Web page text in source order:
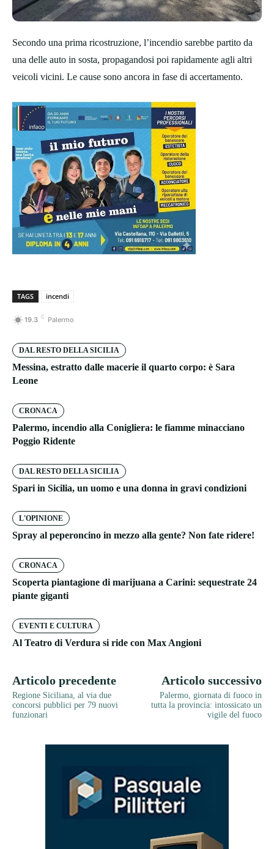
Secondo una prima ricostruzione, l’incendio sarebbe partito da
una delle auto in sosta, propagandosi poi rapidamente agli altri
veicoli vicini. Le cause sono ancora in fase di accertamento.
TAGS incendi
19.3 C Palermo
DAL RESTO DELLA SICILIA
Messina, estratto dalle macerie il quarto corpo: è Sara
Leone
CRONACA
Palermo, incendio alla Conigliera: le fiamme minacciano
Poggio Ridente
DAL RESTO DELLA SICILIA
Spari in Sicilia, un uomo e una donna in gravi condizioni
L'OPINIONE
Spray al peperoncino in mezzo alla gente? Non fate ridere!
CRONACA
Scoperta piantagione di marijuana a Carini: sequestrate 24
piante giganti
EVENTI E CULTURA
Al Teatro di Verdura si ride con Max Angioni
Articolo precedente
Regione Siciliana, al via due
concorsi pubblici per 79 nuovi
funzionari
Articolo successivo
Palermo, giornata di fuoco in
tutta la provincia: intossicato un
vigile del fuoco